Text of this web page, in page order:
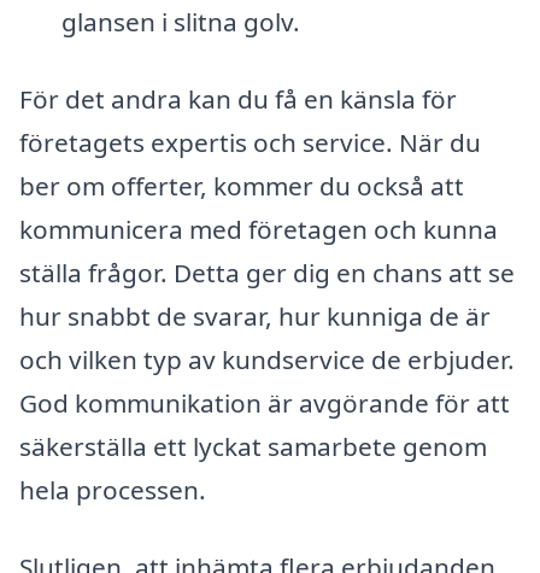
glansen i slitna golv.
För det andra kan du få en känsla för
företagets expertis och service. När du
ber om offerter, kommer du också att
kommunicera med företagen och kunna
ställa frågor. Detta ger dig en chans att se
hur snabbt de svarar, hur kunniga de är
och vilken typ av kundservice de erbjuder.
God kommunikation är avgörande för att
säkerställa ett lyckat samarbete genom
hela processen.